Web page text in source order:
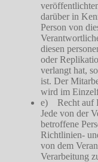
darüber in
Person von
diesen
oder
verlangt hat,
ist. Der
wird im
e) Recht auf
Jede von der
betroffene
Richtlinien-
von dem
Verarbeitung